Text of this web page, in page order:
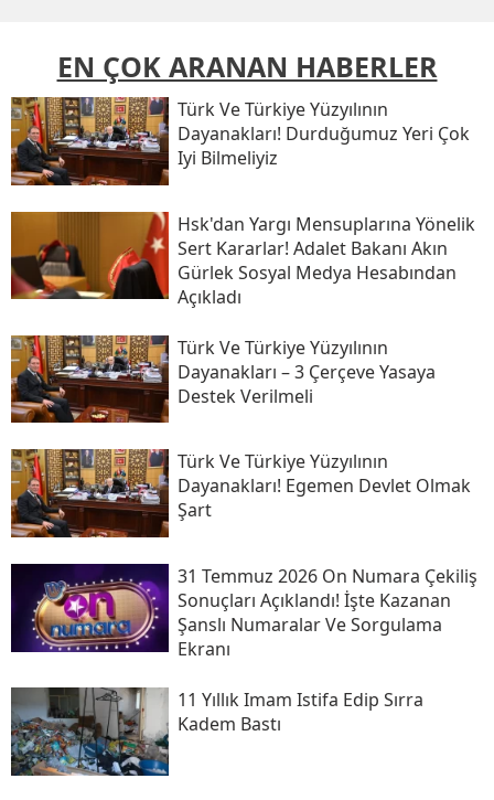
EN ÇOK ARANAN HABERLER
Türk Ve Türkiye Yüzyılının
Dayanakları! Durduğumuz Yeri Çok
Iyi Bilmeliyiz
Hsk'dan Yargı Mensuplarına Yönelik
Sert Kararlar! Adalet Bakanı Akın
Gürlek Sosyal Medya Hesabından
Açıkladı
Türk Ve Türkiye Yüzyılının
Dayanakları – 3 Çerçeve Yasaya
Destek Verilmeli
Türk Ve Türkiye Yüzyılının
Dayanakları! Egemen Devlet Olmak
Şart
31 Temmuz 2026 On Numara Çekiliş
Sonuçları Açıklandı! İşte Kazanan
Şanslı Numaralar Ve Sorgulama
Ekranı
11 Yıllık Imam Istifa Edip Sırra
Kadem Bastı